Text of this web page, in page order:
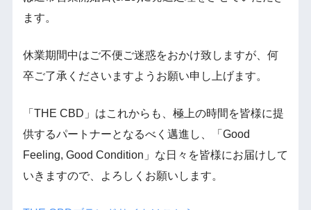
ます。
休業期間中はご不便ご迷惑をおかけ致しますが、何
卒ご了承くださいますようお願い申し上げます。
「THE CBD」はこれからも、極上の時間を皆様に提
供するパートナーとなるべく邁進し、「Good
Feeling, Good Condition」な日々を皆様にお届けして
いきますので、よろしくお願いします。